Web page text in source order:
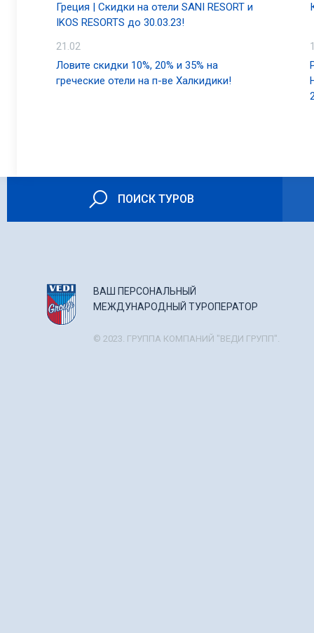
Греция | Скидки на отели SANI RESORT и
IKOS RESORTS до 30.03.23!
21.02
Ловите скидки 10%, 20% и 35% на
греческие отели на п-ве Халкидики!
ПОИСК ТУРОВ
ВАШ ПЕРСОНАЛЬНЫЙ
МЕЖДУНАРОДНЫЙ ТУРОПЕРАТОР
© 2023. ГРУППА КОМПАНИЙ "ВЕДИ ГРУПП".